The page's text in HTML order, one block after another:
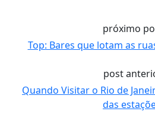
próximo
Top: Bares que lotam as
post
Quando Visitar o Rio de
das